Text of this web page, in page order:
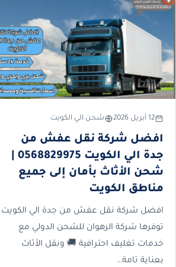
12 أبريل 2026 شحن الي الكويت
افضل شركة نقل عفش من
شحن الأثاث بأمان إلى جميع
مناطق الكويت
افضل شركة نقل عفش من جدة الي الكويت
توفرها شركة الرهوان للشحن الدولي مع
خدمات تغليف احترافية 🚚 ونقل الأثاث
بعناية تامة…